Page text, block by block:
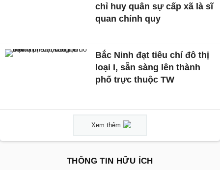
chỉ huy quân sự cấp xã là sĩ
quan chính quy
Bắc Ninh đạt tiêu chí đô thị
loại I, sẵn sàng lên thành
phố trực thuộc TW
Xem thêm
THÔNG TIN HỮU ÍCH